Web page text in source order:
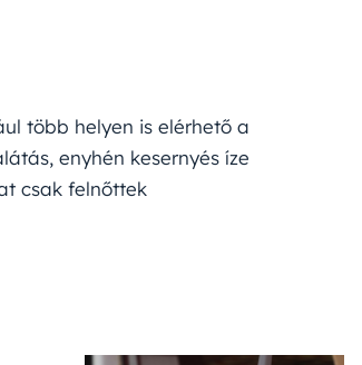
több helyen is elérhető a
enyhén kesernyés íze
csak felnőttek